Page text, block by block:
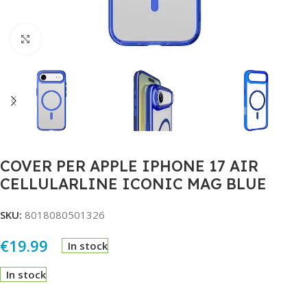
Click to enlarge
COVER PER APPLE IPHONE 17 AIR
CELLULARLINE ICONIC MAG BLUE
SKU: 8018080501326
€19.99 In stock
In stock